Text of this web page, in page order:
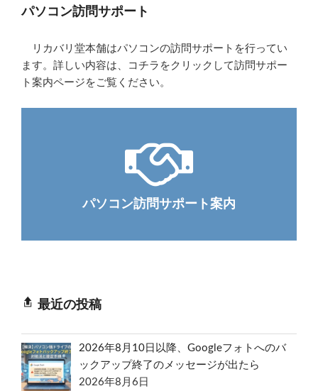
パソコン訪問サポート
リカバリ堂本舗はパソコンの訪問サポートを行ってい
ます。詳しい内容は、コチラをクリックして訪問サポー
ト案内ページをご覧ください。
パソコン訪問サポート案内
最近の投稿
2026年8月10日以降、Googleフォトへのバ
ックアップ終了のメッセージが出たら
2026年8月6日